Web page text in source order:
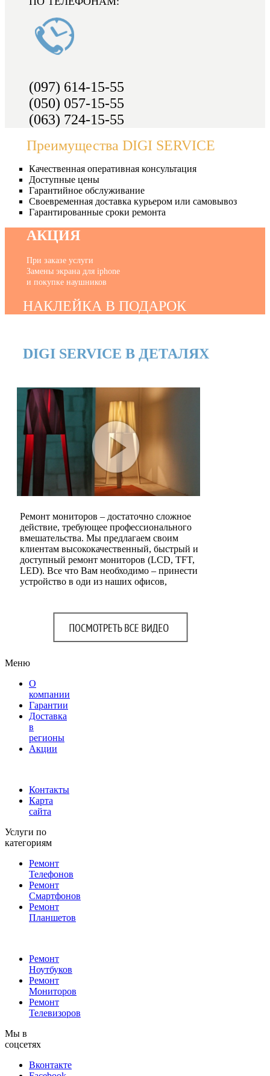
(097) 614-15-55
(050) 057-15-55
(063) 724-15-55
Преимущества DIGI SERVICE
Качественная оперативная консультация
Доступные цены
Гарантийное обслуживание
Своевременная доставка курьером или самовывоз
Гарантированные сроки ремонта
АКЦИЯ
При заказе услуги
Замены экрана для iphone
и покупке наушников
НАКЛЕЙКА В ПОДАРОК
DIGI SERVICE В ДЕТАЛЯХ
Ремонт мониторов – достаточно сложное
действие, требующее профессионального
вмешательства. Мы предлагаем своим
клиентам высококачественный, быстрый и
доступный ремонт мониторов (LCD, TFT,
LED). Все что Вам необходимо – принести
устройство в оди из наших офисов,
Меню
О
компании
Гарантии
Доставка
в
регионы
Акции
Контакты
Карта
сайта
Услуги по
категориям
Ремонт
Телефонов
Ремонт
Смартфонов
Ремонт
Планшетов
Ремонт
Ноутбуков
Ремонт
Мониторов
Ремонт
Телевизоров
Мы в
соцсетях
Вконтакте